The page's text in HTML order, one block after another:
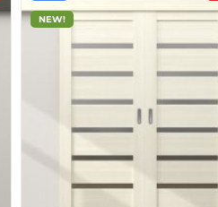
NEW!